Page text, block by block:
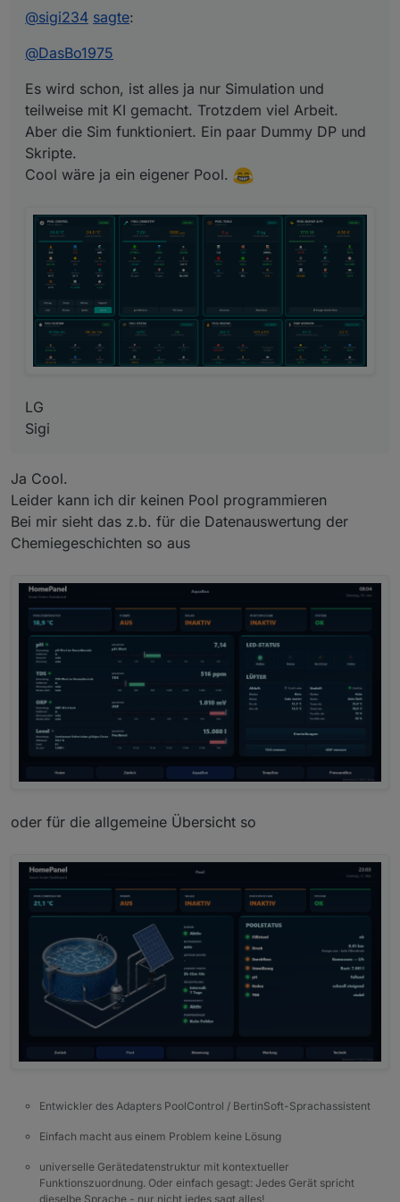
Aber die Sim funktioniert. Ein paar Dummy DP und
Cool wäre ja ein eigener Pool.
LG
@sigi234 sagte:
@DasBo1975
Es wird schon, ist alles ja nur Simulation und
teilweise mit KI gemacht. Trotzdem viel Arbeit.
Aber die Sim funktioniert. Ein paar Dummy DP und
Skripte.
Cool wäre ja ein eigener Pool.
LG
Sigi
Ja Cool.
Leider kann ich dir keinen Pool programmieren
Bei mir sieht das z.b. für die Datenauswertung der
Chemiegeschichten so aus
oder für die allgemeine Übersicht so
Entwickler des Adapters PoolControl / BertinSoft-Sprachassistent
Einfach macht aus einem Problem keine Lösung
universelle Gerätedatenstruktur mit kontextueller
Funktionszuordnung. Oder einfach gesagt: Jedes Gerät spricht
dieselbe Sprache - nur nicht jedes sagt alles!